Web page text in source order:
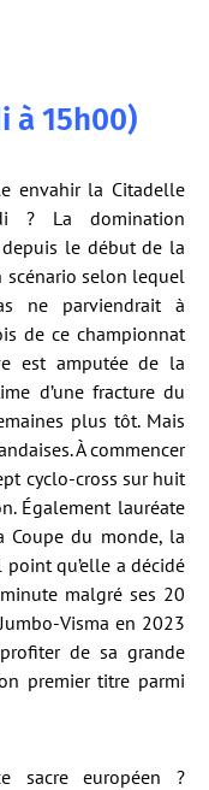
à 15h00)
envahir la Citadelle
? La domination
le début de la
scénario selon lequel
ne parviendrait à
de ce championnat
est amputée de la
d’une fracture du
plus tôt. Mais
À commencer
cyclo-cross sur huit
Également lauréate
Coupe du monde, la
qu’elle a décidé
malgré ses 20
Visma en 2023
de sa grande
premier titre parmi
sacre européen ?